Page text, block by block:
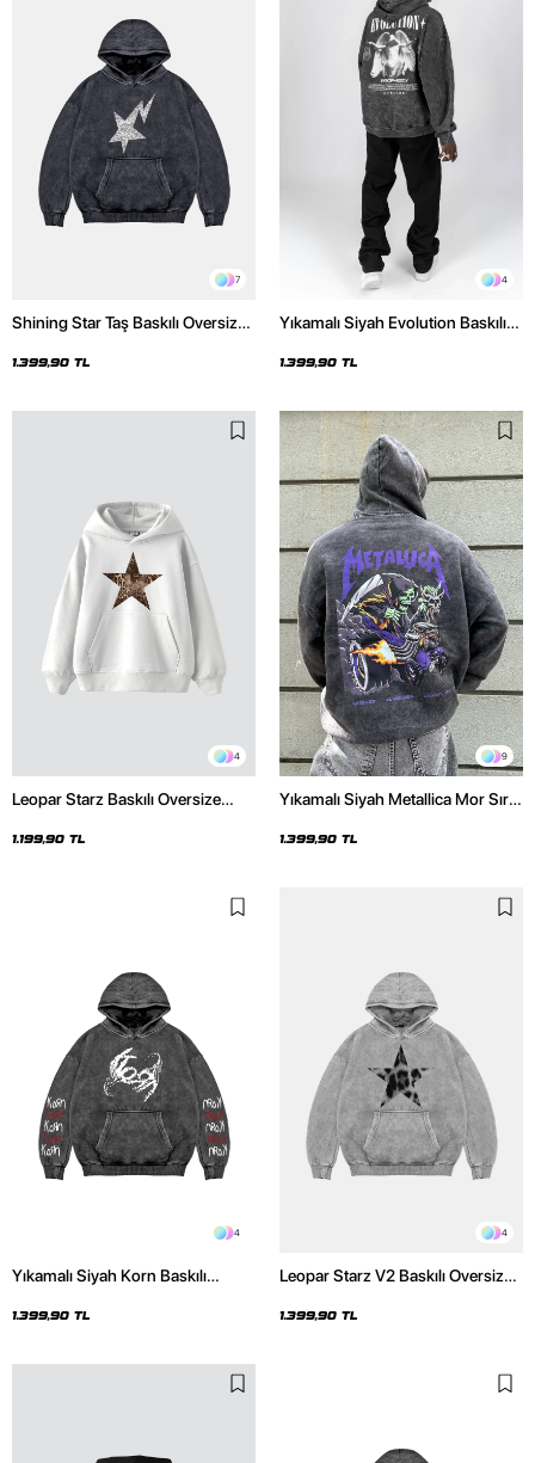
7
Shining Star Taş Baskılı Oversize
Hoodie
1.399,90 TL
4
Yıkamalı Siyah Evolution Baskılı
Hoodie
1.399,90 TL
4
Leopar Starz Baskılı Oversize
1.199,90 TL
9
Yıkamalı Siyah Metallica Mor Sırt
Hoodie
1.399,90 TL
4
Yıkamalı Siyah Korn Baskılı
1.399,90 TL
4
Leopar Starz V2 Baskılı Oversize
Hoodie
1.399,90 TL